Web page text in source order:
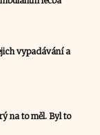
vypadávání a
na to měl. Byl to